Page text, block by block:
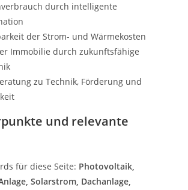
durch intelligente
der Strom- und Wärmekosten
Immobilie durch zukunftsfähige
zu Technik, Förderung und
und relevante
für diese Seite: Photovoltaik,
Solarstrom, Dachanlage,